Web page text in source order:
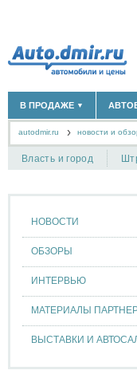
В ПРОДАЖЕ ▼
НОВЫЕ АВТОМОБИЛИ
АВТОМОБИЛИ С
+
autodmir.ru новости и
Власть и город
НОВОСТИ
ОБЗОРЫ
ИНТЕРВЬЮ
МАТЕРИАЛЫ
ВЫСТАВКИ И